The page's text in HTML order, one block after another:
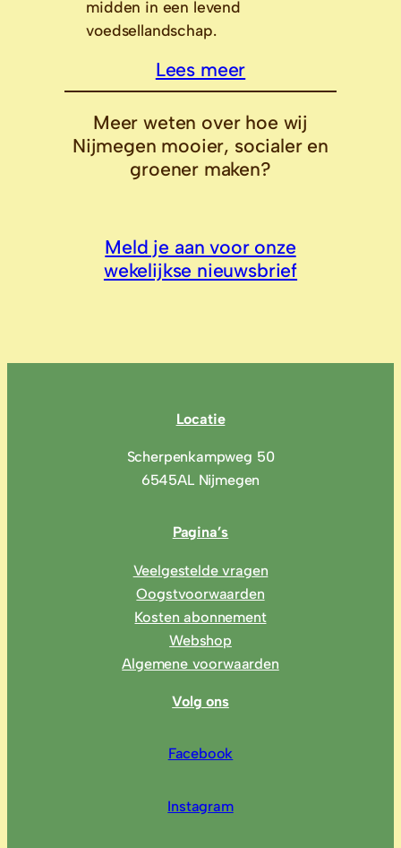
midden in een levend
voedsellandschap.
Lees meer
Meer weten over hoe wij
Nijmegen mooier, socialer en
groener maken?
Meld je aan voor onze
wekelijkse nieuwsbrief
Locatie
Scherpenkampweg 50
6545AL Nijmegen
Pagina’s
Veelgestelde vragen
Oogstvoorwaarden
Kosten abonnement
Webshop
Algemene voorwaarden
Volg ons
Facebook
Instagram